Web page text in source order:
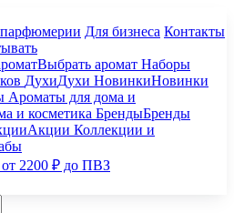
Для бизнеса Контакты
Выбрать аромат Наборы
ДухиДухи НовинкиНовинки
Ароматы для дома и
и косметика БрендыБренды
Акции Коллекции и
от 2200 ₽ до ПВЗ